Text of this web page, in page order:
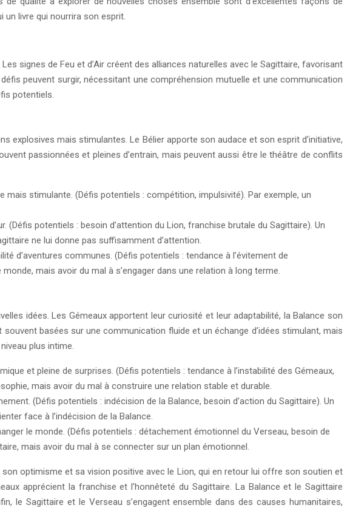
livre qui nourrira son esprit.
signes de Feu et d’Air créent des alliances naturelles avec le Sagittaire, favorisant
peuvent surgir, nécessitant une compréhension mutuelle et une communication
potentiels.
explosives mais stimulantes. Le Bélier apporte son audace et son esprit d’initiative,
passionnées et pleines d’entrain, mais peuvent aussi être le théâtre de conflits
mais stimulante. (Défis potentiels : compétition, impulsivité). Par exemple, un
(Défis potentiels : besoin d’attention du Lion, franchise brutale du Sagittaire). Un
ne lui donne pas suffisamment d’attention.
d’aventures communes. (Défis potentiels : tendance à l’évitement de
mais avoir du mal à s’engager dans une relation à long terme.
idées. Les Gémeaux apportent leur curiosité et leur adaptabilité, la Balance son
basées sur une communication fluide et un échange d’idées stimulant, mais
plus intime.
et pleine de surprises. (Défis potentiels : tendance à l’instabilité des Gémeaux,
mais avoir du mal à construire une relation stable et durable.
(Défis potentiels : indécision de la Balance, besoin d’action du Sagittaire). Un
face à l’indécision de la Balance.
le monde. (Défis potentiels : détachement émotionnel du Verseau, besoin de
mais avoir du mal à se connecter sur un plan émotionnel.
son optimisme et sa vision positive avec le Lion, qui en retour lui offre son soutien et
apprécient la franchise et l’honnêteté du Sagittaire. La Balance et le Sagittaire
le Sagittaire et le Verseau s’engagent ensemble dans des causes humanitaires,